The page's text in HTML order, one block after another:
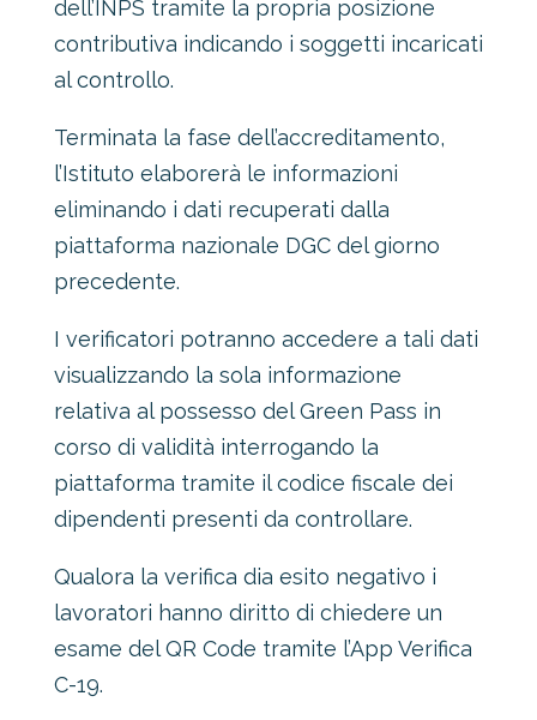
dell’INPS tramite la propria posizione
contributiva indicando i soggetti incaricati
al controllo.
Terminata la fase dell’accreditamento,
l’Istituto elaborerà le informazioni
eliminando i dati recuperati dalla
piattaforma nazionale DGC del giorno
precedente.
I verificatori potranno accedere a tali dati
visualizzando la sola informazione
relativa al possesso del Green Pass in
corso di validità interrogando la
piattaforma tramite il codice fiscale dei
dipendenti presenti da controllare.
Qualora la verifica dia esito negativo i
lavoratori hanno diritto di chiedere un
esame del QR Code tramite l’App Verifica
C-19.